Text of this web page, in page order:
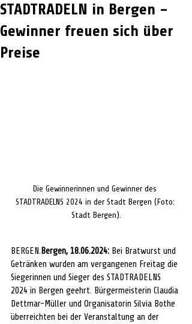
STADTRADELN in Bergen –
Gewinner freuen sich über
Preise
Die Gewinnerinnen und Gewinner des
STADTRADELNS 2024 in der Stadt Bergen (Foto:
Stadt Bergen).
BERGEN. Bergen, 18.06.2024: Bei Bratwurst und
Getränken wurden am vergangenen Freitag die
Siegerinnen und Sieger des STADTRADELNS
2024 in Bergen geehrt. Bürgermeisterin Claudia
Dettmar-Müller und Organisatorin Silvia Bothe
überreichten bei der Veranstaltung an der